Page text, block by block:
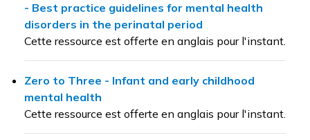
- Best practice guidelines for mental health
disorders in the perinatal period
Cette ressource est offerte en anglais pour l'instant.
Zero to Three - Infant and early childhood
mental health
Cette ressource est offerte en anglais pour l'instant.